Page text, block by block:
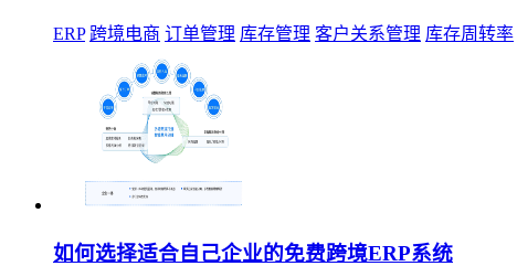
ERP 跨境电商 订单管理 库存管理 客户关系管理 库存周转率
如何选择适合自己企业的免费跨境ERP系统